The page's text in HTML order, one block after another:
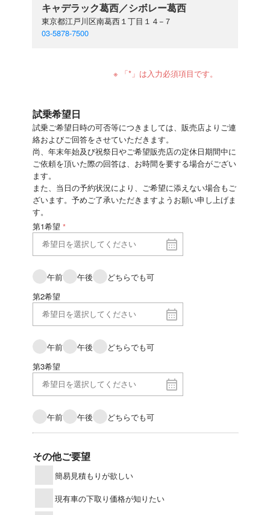
キャデラック葛西／シボレー葛西
東京都江戸川区南葛西１丁目１４−７
03-5878-7500
※ 「*」は入力必須項目です。
試乗希望日
試乗ご希望日時の可否等につきましては、販売店よりご連
絡およびご回答をさせていただきます。
尚、年末年始及び祝祭日やご希望販売店の定休日期間中に
ご依頼を頂いた際の回答は、お時間を要する場合がござい
ます。
また、当日の予約状況により、ご希望に添えない場合もご
ざいます。予めご了承いただきますようお願い申し上げま
す。
第1希望 *
午前 午後
どちらでも可
第2希望
午前 午後
どちらでも可
第3希望
午前 午後 どちらでも可
その他ご要望
簡易見積もりが欲しい
現有車の下取り価格が知りたい